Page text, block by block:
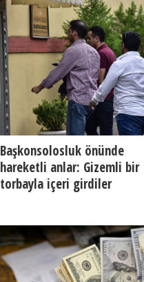
Başkonsolosluk önünde
hareketli anlar: Gizemli bir
torbayla içeri girdiler